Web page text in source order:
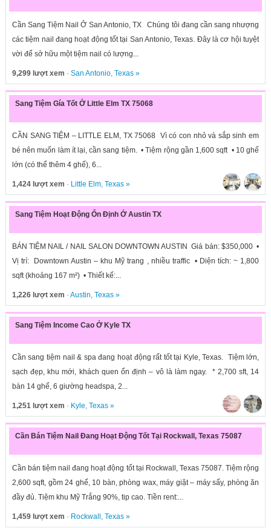
Cần Sang Tiệm Nail Ở San Antonio, TX Chúng tôi đang cần sang nhượng
các tiệm nail đang hoạt động tốt tại San Antonio, Texas. Đây là cơ hội tuyệt
vời để sở hữu một tiệm nail có lượng...
9,299 lượt xem · San Antonio, Texas»
Sang Tiệm Gía Tốt Ở Little Elm TX 75068
CẦN SANG TIỆM – LITTLE ELM, TX 75068 Vì có con nhỏ và sắp sinh em
bé nên muốn làm ít lại, cần sang tiệm. • Tiệm rộng gần 1,600 sqft • 10 ghế
lớn (có thể thêm 4 ghế), 6...
1,424 lượt xem · Little Elm, Texas»
Sang Tiệm Hoạt Động Ổn Định Ở Austin TX
BÁN TIỆM NAIL / NAIL SALON DOWNTOWN AUSTIN Giá bán: $350,000 •
Vị trí: Downtown Austin – khu Mỹ trang , nhiều traffic • Diện tích: ~ 1,800
sqft (khoảng 167 m²) • Thiết kế:...
1,226 lượt xem · Austin, Texas»
Sang Tiệm Income Cao Ở Kyle TX
Cần sang tiệm nail & spa đang hoạt động rất tốt tại Kyle, Texas. Tiệm lớn,
sạch đẹp, khu mới, khách quen ổn định – vô là làm ngay. * 2,700 sft, 14
bàn 14 ghế, 6 giường headspa, 2...
1,251 lượt xem · Kyle, Texas»
Cần Bán Tiệm Nail Đang Hoạt Động Tốt Tại Rockwall, Texas 75087
Cần bán tiệm nail đang hoạt động tốt tại Rockwall, Texas 75087. Tiệm rộng
2,600 sqft, gồm 24 ghế, 10 bàn, phòng wax, máy giặt – máy sấy, phòng ăn
đầy đủ. Tiệm khu Mỹ Trắng 90%, tip cao. Tiền rent:...
1,459 lượt xem · Rockwall , Texas»